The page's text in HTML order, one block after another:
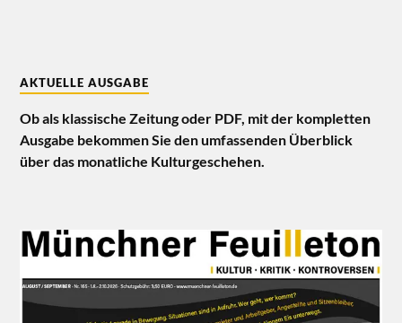
AKTUELLE AUSGABE
Ob als klassische Zeitung oder PDF, mit der kompletten
Ausgabe bekommen Sie den umfassenden Überblick
über das monatliche Kulturgeschehen.